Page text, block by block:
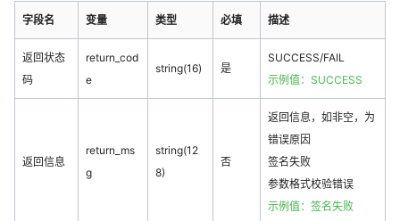
字段名 变量 类型 必填 描述
返回状态
码
return_cod
e
string(16) 是
SUCCESS/FAIL
示例值：SUCCESS
返回信息
return_ms
g
string(12
8)
否
返回信息，如非空，为
错误原因
签名失败
参数格式校验错误
示例值：签名失败